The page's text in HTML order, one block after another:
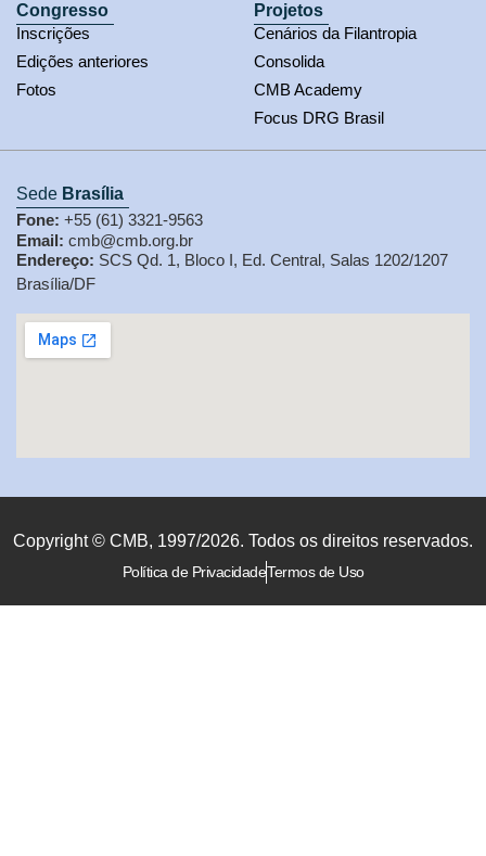
Congresso
Inscrições
Edições anteriores
Fotos
Projetos
Cenários da Filantropia
Consolida
CMB Academy
Focus DRG Brasil
Sede Brasília
Fone: +55 (61) 3321-9563
Email: cmb@cmb.org.br
Endereço: SCS Qd. 1, Bloco I, Ed. Central, Salas 1202/1207
Brasília/DF
Copyright © CMB, 1997/2026. Todos os direitos reservados.
Política de PrivacidadeTermos de Uso